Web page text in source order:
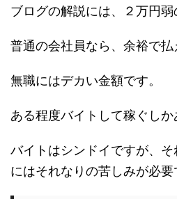
ブログの解説には、２万円弱
普通の会社員なら、余裕で払
無職にはデカい金額です。
ある程度バイトして稼ぐしか
バイトはシンドイですが、
にはそれなりの苦しみが必要